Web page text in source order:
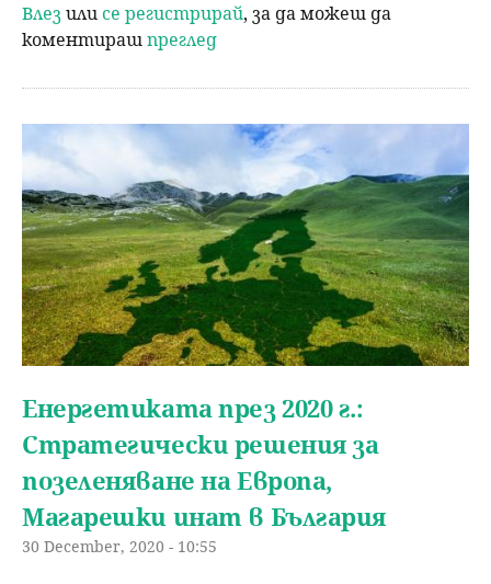
Влезили се регистрирай, за да можеш да
коментирашпреглед
Енергетиката през 2020 г.:
Стратегически решения за
позеленяване на Eвропа,
Магарешки инат в България
30 December, 2020 - 10:55